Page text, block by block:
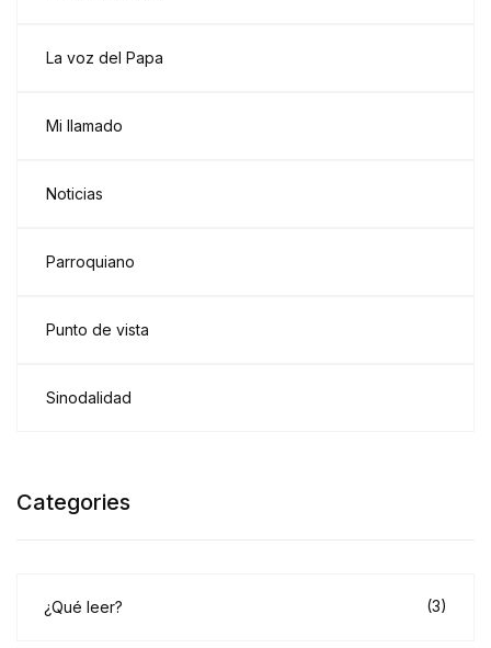
La voz del Papa
Mi llamado
Noticias
Parroquiano
Punto de vista
Sinodalidad
Categories
¿Qué leer? (3)